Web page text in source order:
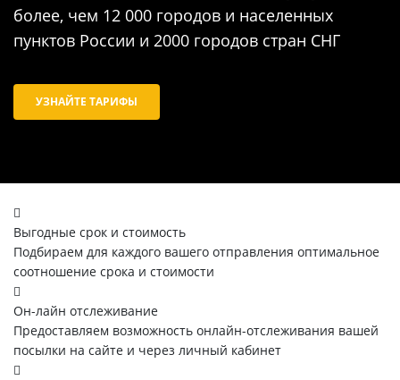
более, чем 12 000 городов и населенных
пунктов России и 2000 городов стран СНГ
УЗНАЙТЕ ТАРИФЫ
Выгодные срок и стоимость
Подбираем для каждого вашего отправления оптимальное
соотношение срока и стоимости
Он-лайн отслеживание
Предоставляем возможность онлайн-отслеживания вашей
посылки на сайте и через личный кабинет